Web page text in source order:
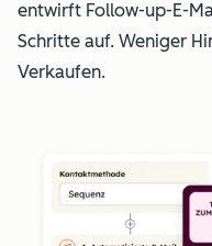
entwirft Follow-up-E-
Schritte auf. Weniger
Verkaufen.